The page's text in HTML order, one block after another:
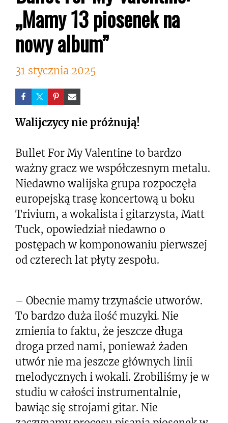
„Mamy 13 piosenek na
nowy album”
31 stycznia 2025
Walijczycy nie próżnują!
Bullet For My Valentine to bardzo
ważny gracz we współczesnym metalu.
Niedawno walijska grupa rozpoczęła
europejską trasę koncertową u boku
Trivium, a wokalista i gitarzysta, Matt
Tuck, opowiedział niedawno o
postępach w komponowaniu pierwszej
od czterech lat płyty zespołu.
– Obecnie mamy trzynaście utworów.
To bardzo duża ilość muzyki. Nie
zmienia to faktu, że jeszcze długa
droga przed nami, ponieważ żaden
utwór nie ma jeszcze głównych linii
melodycznych i wokali. Zrobiliśmy je w
studiu w całości instrumentalnie,
bawiąc się strojami gitar. Nie